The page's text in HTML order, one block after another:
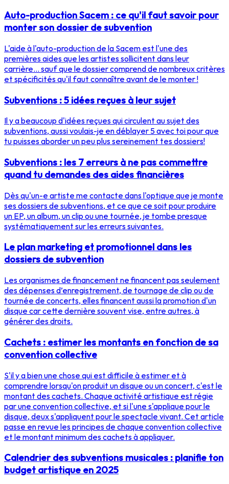
Auto-production Sacem : ce qu'il faut savoir pour
monter son dossier de subvention
L'aide à l'auto-production de la Sacem est l'une des
premières aides que les artistes sollicitent dans leur
carrière... sauf que le dossier comprend de nombreux critères
et spécificités qu'il faut connaître avant de le monter !
Subventions : 5 idées reçues à leur sujet
Il y a beaucoup d'idées reçues qui circulent au sujet des
subventions, aussi voulais-je en déblayer 5 avec toi pour que
tu puisses aborder un peu plus sereinement tes dossiers!
Subventions : les 7 erreurs à ne pas commettre
quand tu demandes des aides financières
Dès qu'un-e artiste me contacte dans l'optique que je monte
ses dossiers de subventions, et ce que ce soit pour produire
un EP, un album, un clip ou une tournée, je tombe presque
systématiquement sur les erreurs suivantes.
Le plan marketing et promotionnel dans les
dossiers de subvention
Les organismes de financement ne financent pas seulement
des dépenses d’enregistrement, de tournage de clip ou de
tournée de concerts, elles financent aussi la promotion d'un
disque car cette dernière souvent vise, entre autres, à
générer des droits.
Cachets : estimer les montants en fonction de sa
convention collective
S'il y a bien une chose qui est difficile à estimer et à
comprendre lorsqu'on produit un disque ou un concert, c'est le
montant des cachets. Chaque activité artistique est régie
par une convention collective, et si l'une s'applique pour le
disque, deux s'appliquent pour le spectacle vivant. Cet article
passe en revue les principes de chaque convention collective
et le montant minimum des cachets à appliquer.
Calendrier des subventions musicales : planifie ton
budget artistique en 2025